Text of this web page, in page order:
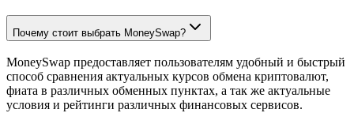
Почему стоит выбрать MoneySwap?
MoneySwap предоставляет пользователям удобный и быстрый
способ сравнения актуальных курсов обмена криптовалют,
фиата в различных обменных пунктах, а так же актуальные
условия и рейтинги различных финансовых сервисов.